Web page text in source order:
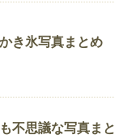
き氷写真まとめ
不思議な写真まと